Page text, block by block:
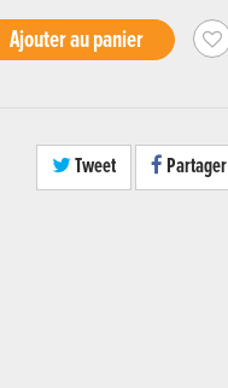
Ajouter au panier
Tweet Partager